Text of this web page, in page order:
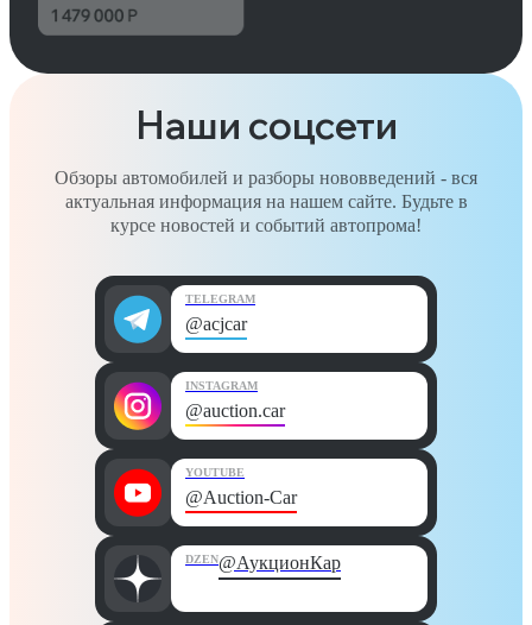
Наши соцсети
Обзоры автомобилей и разборы нововведений - вся
актуальная информация на нашем сайте. Будьте в
курсе новостей и событий автопрома!
TELEGRAM
@acjcar
INSTAGRAM
@auction.car
YOUTUBE
@Auction-Car
DZEN@АукционКар